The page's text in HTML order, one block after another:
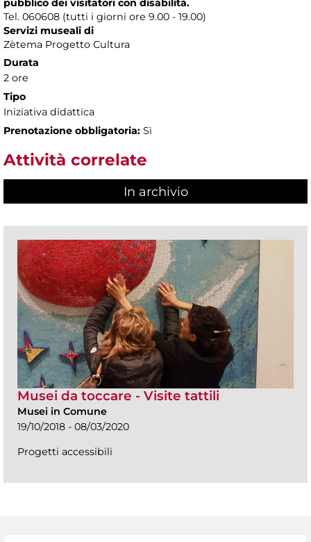
pubblico dei visitatori con disabilità.
Tel. 060608 (tutti i giorni ore 9.00 - 19.00)
Servizi museali di
Zètema Progetto Cultura
Durata
2 ore
Tipo
Iniziativa didattica
Prenotazione obbligatoria: Sì
Attività correlate
In archivio
Musei da toccare - Visite tattili
Musei in Comune
19/10/2018 - 08/03/2020
Progetti accessibili